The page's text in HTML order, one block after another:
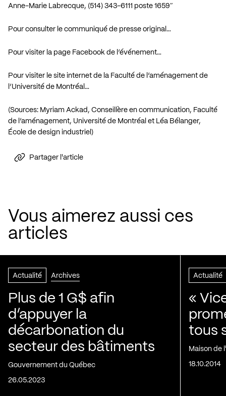
Anne-Marie Labrecque, (514) 343-6111 poste 1659″
Pour consulter le communiqué de presse original…
Pour visiter la page Facebook de l’événement…
Pour visiter le site internet de la Faculté de l’aménagement de
l’Université de Montréal…
(Sources: Myriam Ackad, Conseillère en communication, Faculté
de l’aménagement, Université de Montréal et Léa Bélanger,
École de design industriel)
Partager l'article
Vous aimerez aussi ces
articles
Actualité Archives
Plus de 1 G$ afin
d’appuyer la
décarbonation du
secteur des bâtiments
Gouvernement du Québec
26.05.2023
Actualité
«
tous
Maison de
18.10.2014